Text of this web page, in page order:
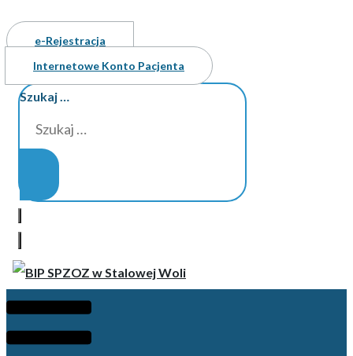
e-Rejestracja
Internetowe Konto Pacjenta
Szukaj …